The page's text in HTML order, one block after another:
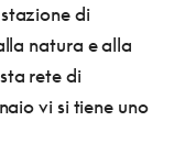
di
natura e alla
rete di
vi si tiene uno